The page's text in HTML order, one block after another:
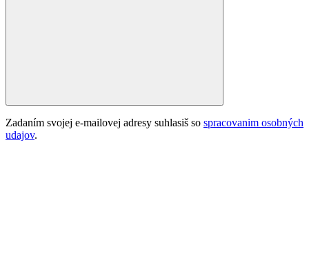
Zadaním svojej e-mailovej adresy suhlasiš so spracovanim osobných
udajov.